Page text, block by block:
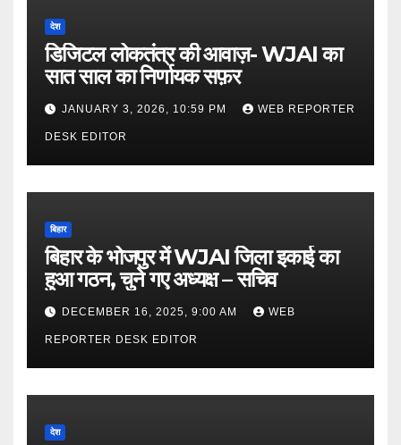
देश
डिजिटल लोकतंत्र की आवाज़- WJAI का
सात साल का निर्णायक सफ़र
JANUARY 3, 2026, 10:59 PM WEB REPORTER
DESK EDITOR
बिहार
बिहार के भोजपुर में WJAI जिला इकाई का
हुआ गठन, चुने गए अध्यक्ष – सचिव
DECEMBER 16, 2025, 9:00 AM WEB
REPORTER DESK EDITOR
देश